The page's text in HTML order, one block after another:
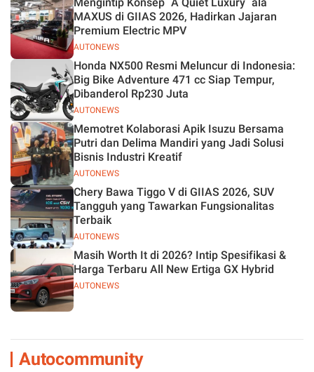
AUTONEWS
MAXUS di GIIAS 2026, Hadirkan Jajaran
Premium Electric MPV
AUTONEWS
Honda NX500 Resmi Meluncur di Indonesia:
Big Bike Adventure 471 cc Siap Tempur,
Dibanderol Rp230 Juta
AUTONEWS
Memotret Kolaborasi Apik Isuzu Bersama
Putri dan Delima Mandiri yang Jadi Solusi
Bisnis Industri Kreatif
AUTONEWS
Chery Bawa Tiggo V di GIIAS 2026, SUV
Tangguh yang Tawarkan Fungsionalitas
Terbaik
AUTONEWS
Masih Worth It di 2026? Intip Spesifikasi &
Harga Terbaru All New Ertiga GX Hybrid
Autocommunity